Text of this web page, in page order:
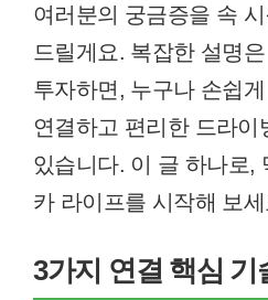
여러분의 궁금증을 속
드릴게요. 복잡한 설명
투자하면, 누구나 손쉽
연결하고 편리한 드라이
있습니다. 이 글 하나로,
카 라이프를 시작해 보
3가지 연결 핵심 기